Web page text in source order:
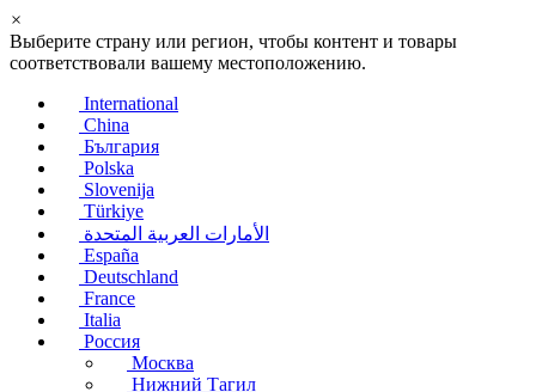
×
Выберите страну или регион, чтобы контент и товары
соответствовали вашему местоположению.
International
China
България
Polska
Slovenija
Türkiye
الأمارات العربية المتحدة
España
Deutschland
France
Italia
Россия
Москва
Нижний Тагил